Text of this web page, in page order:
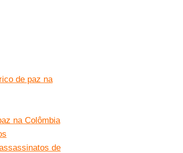
de paz na
na Colômbia
de